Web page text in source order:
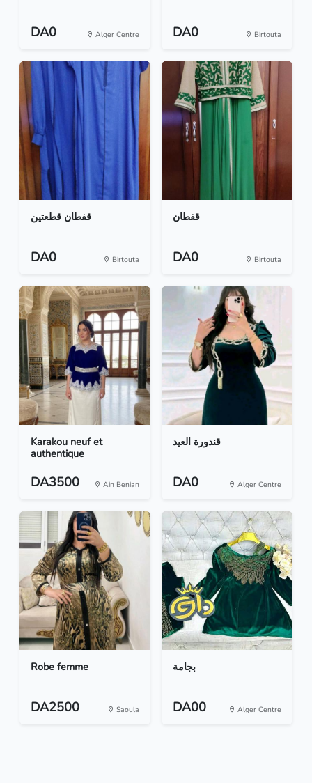
DA0 Alger Centre DA0 Birtouta
قفطان قطعتين
DA0 Birtouta
قفطان
DA0 Birtouta
Karakou neuf et
authentique
DA3500 Ain Benian
قندورة العيد
DA0 Alger Centre
Robe femme
DA2500 Saoula
بجامة
DA00 Alger Centre